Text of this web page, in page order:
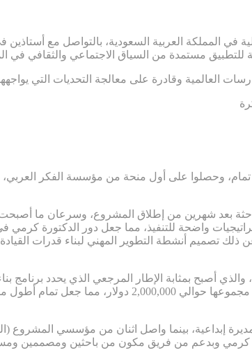
المملكة العربية السعودية، بالتواصل مع أستاذين
للتطبيق مستمدة من السياق الاجتماعي والثقافي في
العالمية وقادرة على معالجة التحديات التي
تمام، وحصلوا على أول منحة من مؤسسة الفكر
بعد شهرين من إطلاق المشروع، وسرعان ما أصبحت
واضحة للتنفيذ، مما جعل دور الدكتورة
ذلك تصميم أنشطة التطوير المهني لبناء قدرات
والذي أصبح بمثابة الإطار المرجعي الذي يحدد برنامج
لمشروع تمام. كما ساهم هذا النموذج في الحصول على ثلاث منح إضافية من
تمام كمديرة إبداعية، بينما واصل اثنان من مؤسسي
كرمي وبدعم من فريق مكون من باحثين ومصممين